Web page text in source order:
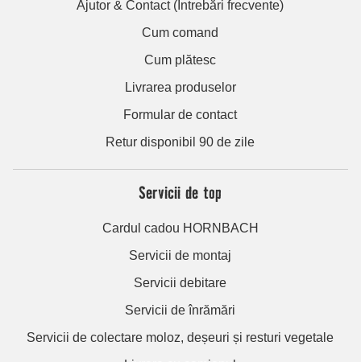
Ajutor & Contact (Întrebări frecvente)
Cum comand
Cum plătesc
Livrarea produselor
Formular de contact
Retur disponibil 90 de zile
Servicii de top
Cardul cadou HORNBACH
Servicii de montaj
Servicii debitare
Servicii de înrămări
Servicii de colectare moloz, deșeuri și resturi vegetale